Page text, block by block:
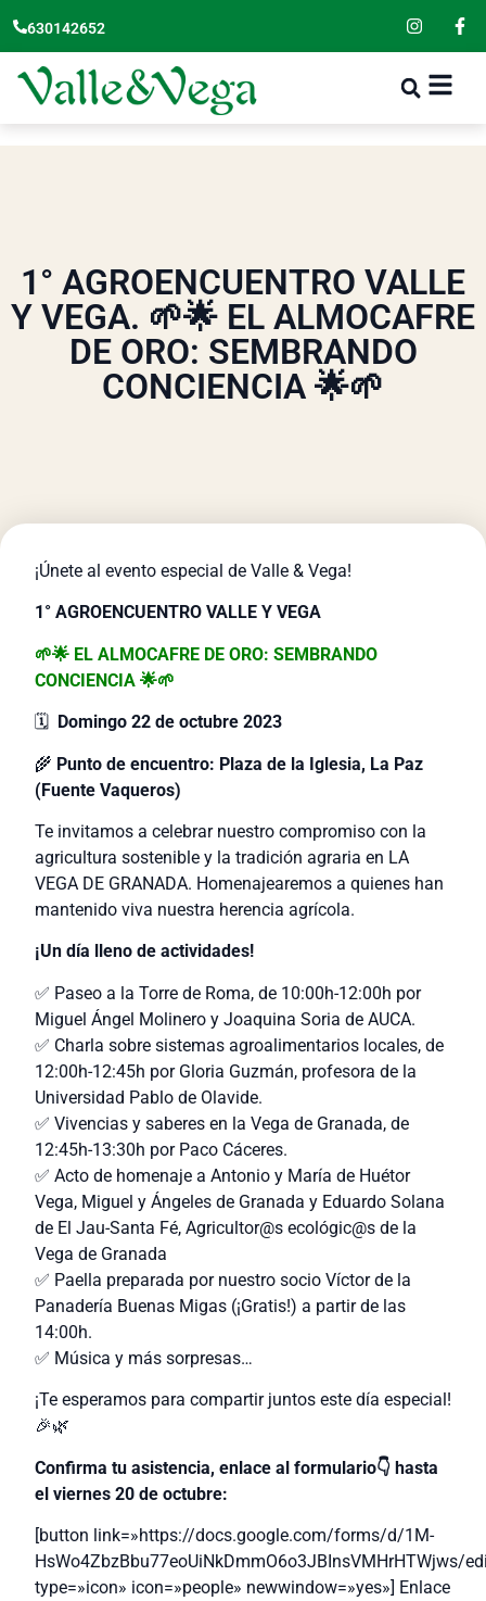
630142652
1° AGROENCUENTRO VALLE
Y VEGA. 🌱🌟 EL ALMOCAFRE
DE ORO: SEMBRANDO
CONCIENCIA 🌟🌱
¡Únete al evento especial de Valle & Vega!
1° AGROENCUENTRO VALLE Y VEGA
🌱🌟 EL ALMOCAFRE DE ORO: SEMBRANDO
CONCIENCIA 🌟🌱
🗓 Domingo 22 de octubre 2023
🌾 Punto de encuentro: Plaza de la Iglesia, La Paz
(Fuente Vaqueros)
Te invitamos a celebrar nuestro compromiso con la
agricultura sostenible y la tradición agraria en LA
VEGA DE GRANADA. Homenajearemos a quienes han
mantenido viva nuestra herencia agrícola.
¡Un día lleno de actividades!
✅ Paseo a la Torre de Roma, de 10:00h-12:00h por
Miguel Ángel Molinero y Joaquina Soria de AUCA.
✅ Charla sobre sistemas agroalimentarios locales, de
12:00h-12:45h por Gloria Guzmán, profesora de la
Universidad Pablo de Olavide.
✅ Vivencias y saberes en la Vega de Granada, de
12:45h-13:30h por Paco Cáceres.
✅ Acto de homenaje a Antonio y María de Huétor
Vega, Miguel y Ángeles de Granada y Eduardo Solana
de El Jau-Santa Fé, Agricultor@s ecológic@s de la
Vega de Granada
✅ Paella preparada por nuestro socio Víctor de la
Panadería Buenas Migas (¡Gratis!) a partir de las
14:00h.
✅ Música y más sorpresas…
¡Te esperamos para compartir juntos este día especial!
🎉🌿
Confirma tu asistencia, enlace al formulario👇 hasta
el viernes 20 de octubre:
[button link=»https://docs.google.com/forms/d/1M-
HsWo4ZbzBbu77eoUiNkDmmO6o3JBInsVMHrHTWjws/
type=»icon» icon=»people» newwindow=»yes»] Enlace